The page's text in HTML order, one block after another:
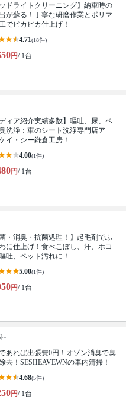
ッドライトクリーニング】納車時の
が蘇る！丁寧な研磨作業とポリマ
でピカピカ仕上げ！
4.71(18件)
円/ 1台
ディア紹介実績多数】嘔吐、尿、ペ
洗浄：車のシート洗浄専門店ア
イ・シー鎌倉工房！
4.00(1件)
円/ 1台
菌・消臭・抗菌処理！】起毛剤でふ
に仕上げ！食べこぼし、汗、ホコ
吐、ペット汚れに！
5.00(1件)
円/ 1台
あれば出張費0円！オゾン消臭で臭
去！SESHEAVEWNの車内清掃！
4.68(5件)
円/ 1台